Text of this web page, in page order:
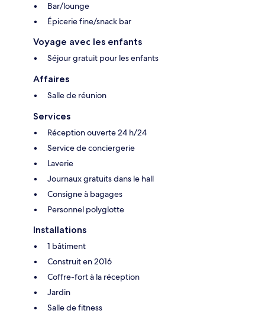
Bar/lounge
Épicerie fine/snack bar
Voyage avec les enfants
Séjour gratuit pour les enfants
Affaires
Salle de réunion
Services
Réception ouverte 24 h/24
Service de conciergerie
Laverie
Journaux gratuits dans le hall
Consigne à bagages
Personnel polyglotte
Installations
1 bâtiment
Construit en 2016
Coffre-fort à la réception
Jardin
Salle de fitness